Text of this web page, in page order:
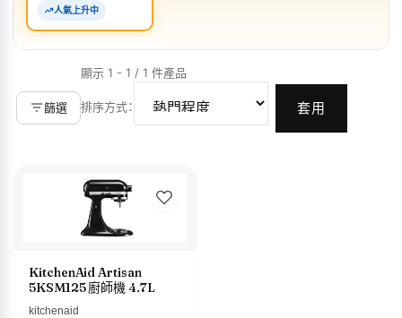
人氣上升中
篩選
顯示 1 - 1 / 1 件產品
排序方式： 套用
KitchenAid Artisan
5KSM125 廚師機 4.7L
kitchenaid